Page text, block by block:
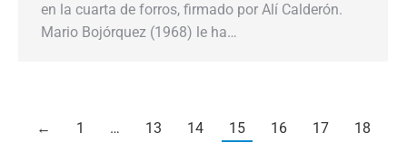
en la cuarta de forros, firmado por Alí Calderón.
Mario Bojórquez (1968) le ha…
← 1 … 13 14 15 16 17
18